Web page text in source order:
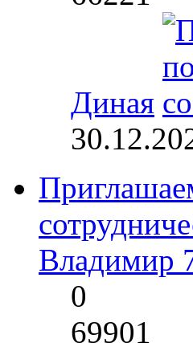
Диная
Владимир
0
69901